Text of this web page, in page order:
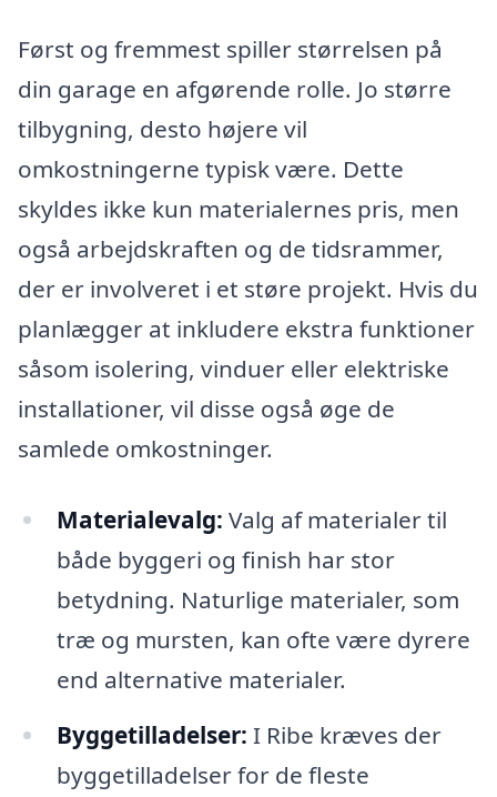
Først og fremmest spiller størrelsen på
din garage en afgørende rolle. Jo større
tilbygning, desto højere vil
omkostningerne typisk være. Dette
skyldes ikke kun materialernes pris, men
også arbejdskraften og de tidsrammer,
der er involveret i et støre projekt. Hvis du
planlægger at inkludere ekstra funktioner
såsom isolering, vinduer eller elektriske
installationer, vil disse også øge de
samlede omkostninger.
Materialevalg: Valg af materialer til
både byggeri og finish har stor
betydning. Naturlige materialer, som
træ og mursten, kan ofte være dyrere
end alternative materialer.
Byggetilladelser: I Ribe kræves der
byggetilladelser for de fleste